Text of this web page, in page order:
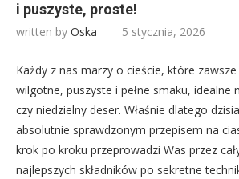
i puszyste, proste!
written by Oska 5 stycznia, 2026
Każdy z nas marzy o cieście, które
wilgotne, puszyste i pełne smaku, idealne
czy niedzielny deser. Właśnie dlatego
absolutnie sprawdzonym przepisem na
krok po kroku przeprowadzi Was przez
najlepszych składników po sekretne